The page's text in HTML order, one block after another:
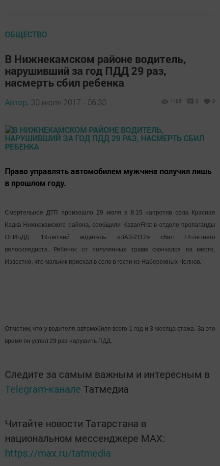
ОБЩЕСТВО
В Нижнекамском районе водитель,
нарушивший за год ПДД 29 раз,
насмерть сбил ребенка
Автор, 30 июля 2017 - 06:30 1186 0 0
Право управлять автомобилем мужчина получил лишь
в прошлом году.
Смертельное ДТП произошло 29 июля в 8.15 напротив села Красная
Кадка Нижнекамского района, сообщили KazanFirst в отделе пропаганды
ОГИБДД. 19-летний водитель «ВАЗ-2112» сбил 14-летнего
велосипедиста. Ребенок от полученных травм скончался на месте.
Известно, что мальчик приехал в село в гости из Набережных Челнов.
Отметим, что у водителя автомобиля всего 1 год и 3 месяца стажа. За это
время он успел 29 раз нарушить ПДД.
Следите за самым важным и интересным в
Telegram-канале Татмедиа
Читайте новости Татарстана в
национальном мессенджере MАХ:
https://max.ru/tatmedia